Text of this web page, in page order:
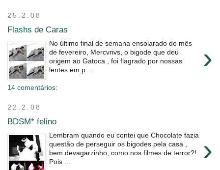
25.2.08
Flashs de Caras
›
No último final de semana ensolarado do mês
de fevereiro, Mercvrivs, o bigode que deu
origem ao Gatoca , foi flagrado por nossas
lentes em p...
14 comentários:
22.2.08
BDSM* felino
›
Lembram quando eu contei que Chocolate fazia
questão de perseguir os bigodes pela casa ,
bem devagarzinho, como nos filmes de terror?!
Pois ...